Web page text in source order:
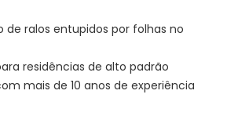
ralos entupidos por folhas no
residências de alto padrão
mais de 10 anos de experiência